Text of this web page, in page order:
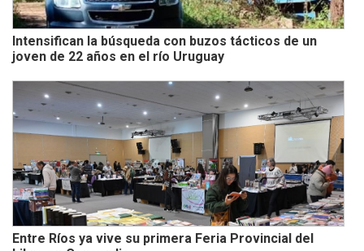
Intensifican la búsqueda con buzos tácticos de un
joven de 22 años en el río Uruguay
Entre Ríos ya vive su primera Feria Provincial del